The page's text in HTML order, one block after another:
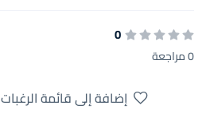
0
0 مراجعة
إضافة إلى قائمة الرغبات